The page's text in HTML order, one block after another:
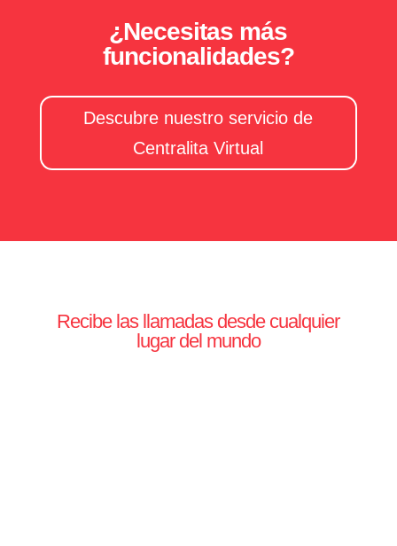
¿Necesitas más
funcionalidades?
Descubre nuestro servicio de
Centralita Virtual
Recibe las llamadas desde cualquier
lugar del mundo